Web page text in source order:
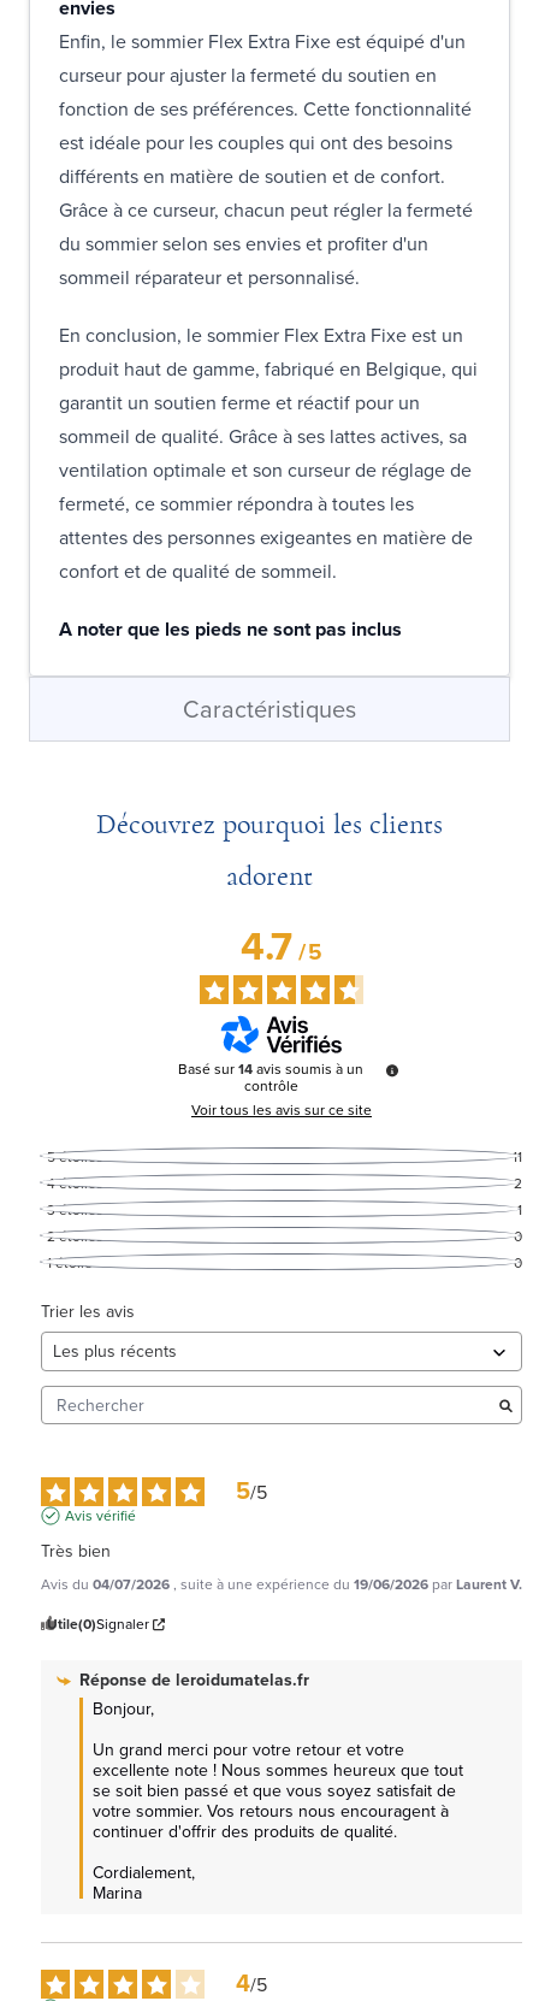
envies
Enfin, le sommier Flex Extra Fixe est équipé d'un
curseur pour ajuster la fermeté du soutien en
fonction de ses préférences. Cette fonctionnalité
est idéale pour les couples qui ont des besoins
différents en matière de soutien et de confort.
Grâce à ce curseur, chacun peut régler la fermeté
du sommier selon ses envies et profiter d'un
sommeil réparateur et personnalisé.
En conclusion, le sommier Flex Extra Fixe est un
produit haut de gamme, fabriqué en Belgique, qui
garantit un soutien ferme et réactif pour un
sommeil de qualité. Grâce à ses lattes actives, sa
ventilation optimale et son curseur de réglage de
fermeté, ce sommier répondra à toutes les
attentes des personnes exigeantes en matière de
confort et de qualité de sommeil.
A noter que les pieds ne sont pas inclus
Caractéristiques
Découvrez pourquoi les clients
adorent
4.7/5
Basé sur14avis soumis à un
contrôle
Voir tous les avis sur ce site
5étoiles
11
4étoiles
2
3étoiles
1
2étoiles
0
1étoile 0
Trier les avis
5/5
Avis vérifié
Très bien
Avis du 04/07/2026, suite à une expérience du 19/06/2026 parLaurent V.
Utile(0)Signaler
Réponse deleroidumatelas.fr
Bonjour,
Un grand merci pour votre retour et votre
excellente note ! Nous sommes heureux que tout
se soit bien passé et que vous soyez satisfait de
votre sommier. Vos retours nous encouragent à
continuer d'offrir des produits de qualité.
Cordialement,
Marina
4/5